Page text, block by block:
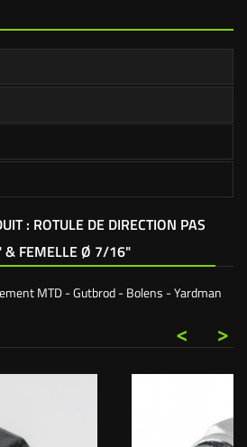
: ROTULE DE DIRECTION PAS
& FEMELLE Ø 7/16"
MTD - Gutbrod - Bolens - Yardman
>
<